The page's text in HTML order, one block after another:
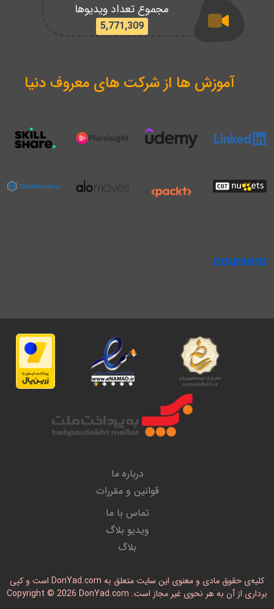
مجموع تعداد ویدیوها
5,771,309
آموزش ها از شرکت های معروف دنیا
درباره ما
قوانین و مقررات
تماس با ما
ویدیو بلاگ
بلاگ
کلیه‌ی حقوق مادی و معنوی این سایت متعلق به DonYad.com است و کپی
برداری از آن به هر نحوی غیر مجاز است. Copyright © 2026 DonYad.com